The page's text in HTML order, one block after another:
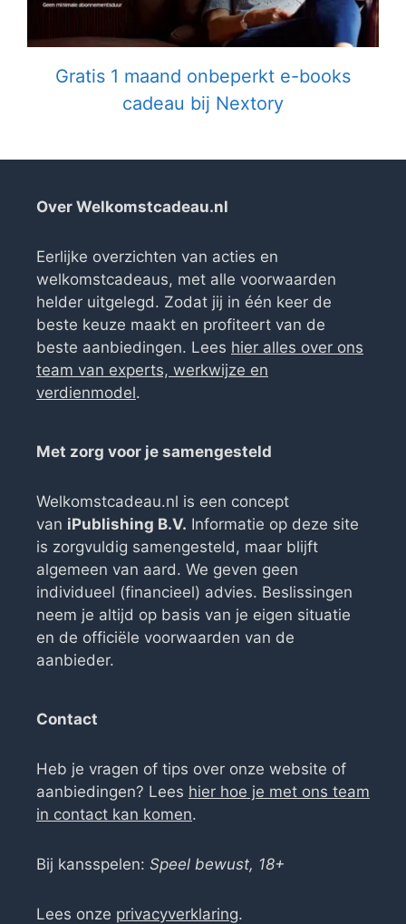
Gratis 1 maand onbeperkt e-books
cadeau bij Nextory
Over Welkomstcadeau.nl
Eerlijke overzichten van acties en
welkomstcadeaus, met alle voorwaarden
helder uitgelegd. Zodat jij in één keer de
beste keuze maakt en profiteert van de
beste aanbiedingen. Lees hier alles over ons
team van experts, werkwijze en
verdienmodel.
Met zorg voor je samengesteld
Welkomstcadeau.nl is een concept
van iPublishing B.V. Informatie op deze site
is zorgvuldig samengesteld, maar blijft
algemeen van aard. We geven geen
individueel (financieel) advies. Beslissingen
neem je altijd op basis van je eigen situatie
en de officiële voorwaarden van de
aanbieder.
Contact
Heb je vragen of tips over onze website of
aanbiedingen? Lees hier hoe je met ons team
in contact kan komen.
Bij kansspelen: Speel bewust, 18+
Lees onze privacyverklaring.